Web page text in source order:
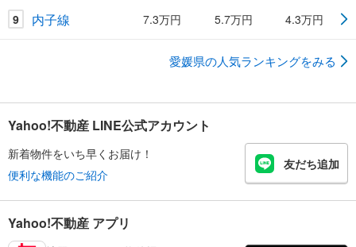
9 内子線 7.3万円 5.7万円 4.3万円
愛媛県の人気ランキングをみる
Yahoo!不動産 LINE公式アカウント
新着物件をいち早くお届け！
便利な機能のご紹介
友だち追加
Yahoo!不動産 アプリ